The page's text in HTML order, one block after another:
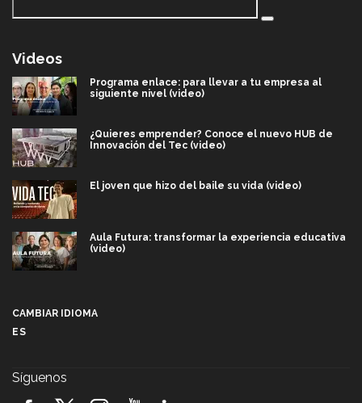
Videos
Programa enlace: para llevar a tu empresa al
siguiente nivel (video)
¿Quieres emprender? Conoce el nuevo HUB de
Innovación del Tec (video)
El joven que hizo del baile su vida (video)
Aula Futura: transformar la experiencia educativa
(video)
CAMBIAR IDIOMA
ES
Síguenos